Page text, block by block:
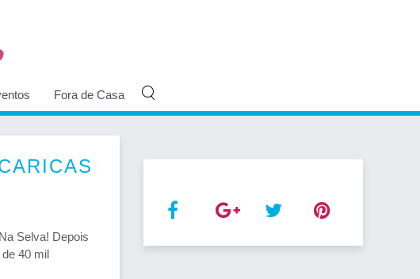
Fora de Casa
Selva! Depois
40 mil